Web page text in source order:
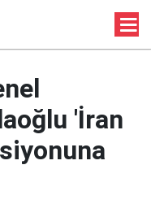
'İran